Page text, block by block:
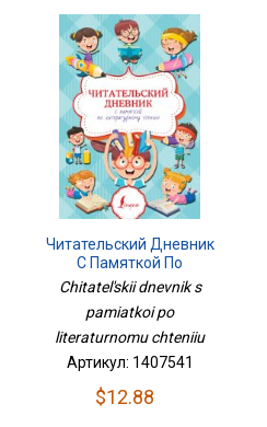
Читательский Дневник
С Памяткой По
Литературному Чтению
Chitatel'skii dnevnik s
pamiatkoi po
literaturnomu chteniiu
Артикул: 1407541
$12.88